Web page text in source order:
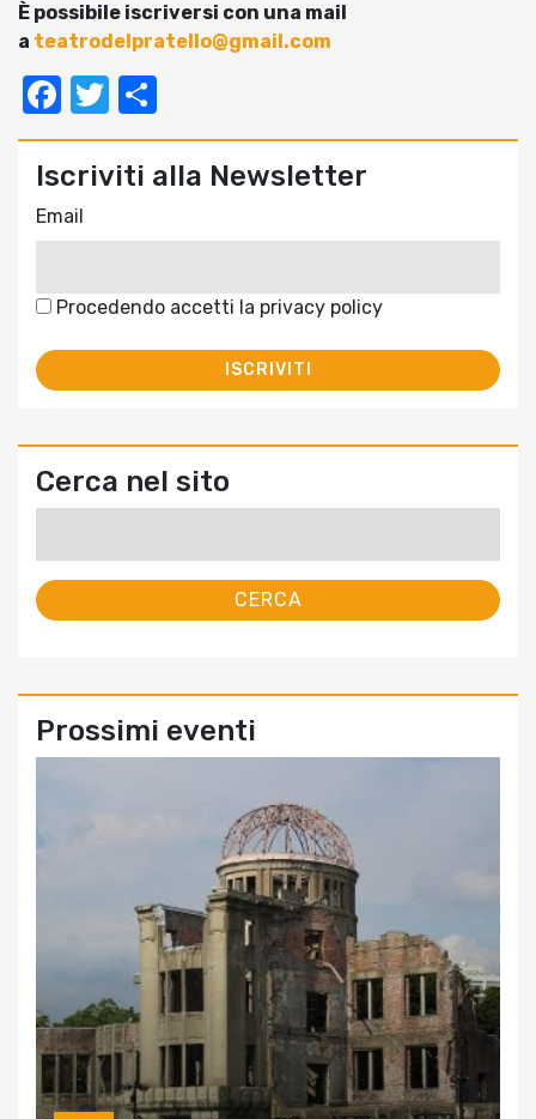
È possibile iscriversi con una mail
a teatrodelpratello@gmail.com
Facebook
Twitter
Iscriviti alla Newsletter
Email
Procedendo accetti la privacy policy
Cerca nel sito
Prossimi eventi